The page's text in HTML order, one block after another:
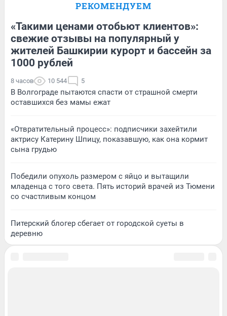
РЕКОМЕНДУЕМ
«Такими ценами отобьют клиентов»:
свежие отзывы на популярный у
жителей Башкирии курорт и бассейн за
1000 рублей
8 часов 10 544 5
В Волгограде пытаются спасти от страшной смерти
оставшихся без мамы ежат
«Отвратительный процесс»: подписчики захейтили
актрису Катерину Шпицу, показавшую, как она кормит
сына грудью
Победили опухоль размером с яйцо и вытащили
младенца с того света. Пять историй врачей из Тюмени
со счастливым концом
Питерский блогер сбегает от городской суеты в
деревню